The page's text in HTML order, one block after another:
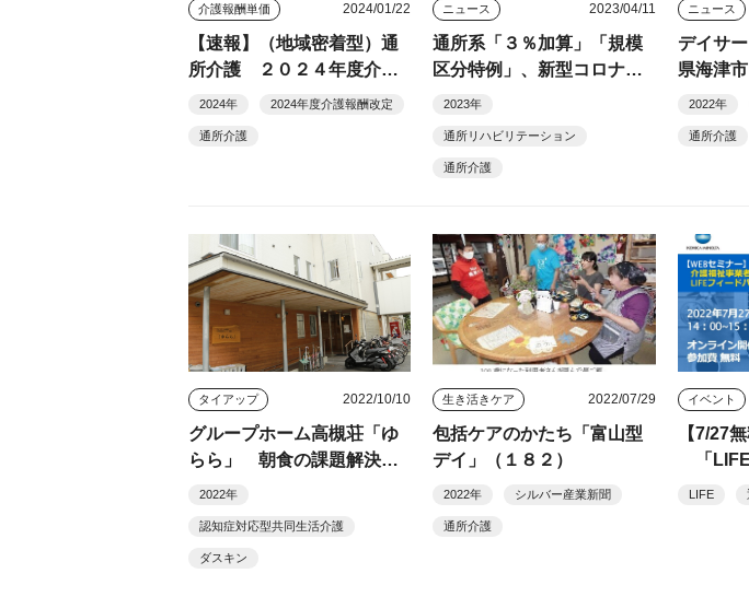
介護報酬単価 2024/01/22
【速報】（地域密着型）通
所介護 ２０２４年度介護
報酬改定単価
2024年 2024年度介護報酬改定
通所介護
ニュース 2023/04/11
通所系「３％加算」「規模
区分特例」、新型コロナは
今年度も算定対象
2023年
通所リハビリテーション
通所介護
ニュース
デイサ
県海津
リフト
2022年
通所介護
タイアップ 2022/10/10
グループホーム高槻荘「ゆ
らら」 朝食の課題解決と
コストダウンに成功
2022年
認知症対応型共同生活介護
ダスキン
生き活きケア 2022/07/29
包括ケアのかたち「富山型
デイ」（１８２）
2022年 シルバー産業新聞
通所介護
イベント
【7/27
「LIFE
用に向
LIFE